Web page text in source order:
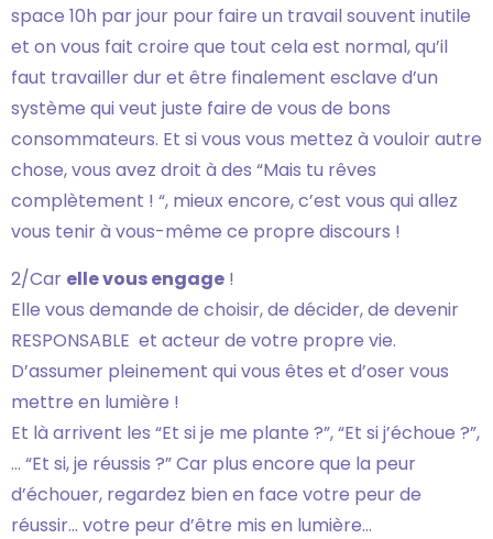
space 10h par jour pour faire un travail souvent inutile
et on vous fait croire que tout cela est normal, qu’il
faut travailler dur et être finalement esclave d’un
système qui veut juste faire de vous de bons
consommateurs. Et si vous vous mettez à vouloir autre
chose, vous avez droit à des “Mais tu rêves
complètement ! “, mieux encore, c’est vous qui allez
vous tenir à vous-même ce propre discours !
2/Car elle vous engage !
Elle vous demande de choisir, de décider, de devenir
RESPONSABLE et acteur de votre propre vie.
D’assumer pleinement qui vous êtes et d’oser vous
mettre en lumière !
Et là arrivent les “Et si je me plante ?”, “Et si j’échoue ?”,
… “Et si, je réussis ?” Car plus encore que la peur
d’échouer, regardez bien en face votre peur de
réussir… votre peur d’être mis en lumière…